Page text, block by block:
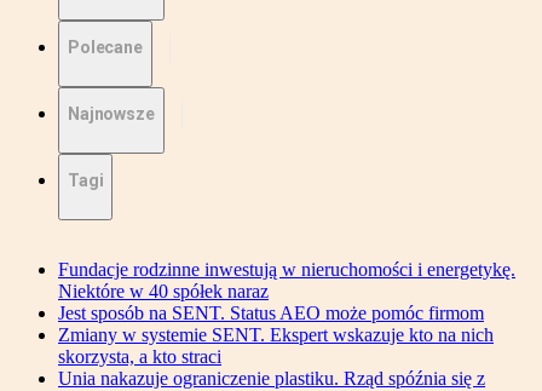
Polecane
Najnowsze
Tagi
Fundacje rodzinne inwestują w nieruchomości i energetykę.
Niektóre w 40 spółek naraz
Jest sposób na SENT. Status AEO może pomóc firmom
Zmiany w systemie SENT. Ekspert wskazuje kto na nich
skorzysta, a kto straci
Unia nakazuje ograniczenie plastiku. Rząd spóźnia się z